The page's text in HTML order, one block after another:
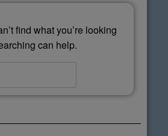
find what you’re looking
can help.